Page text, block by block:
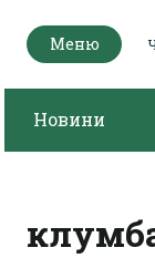
Меню
Новини